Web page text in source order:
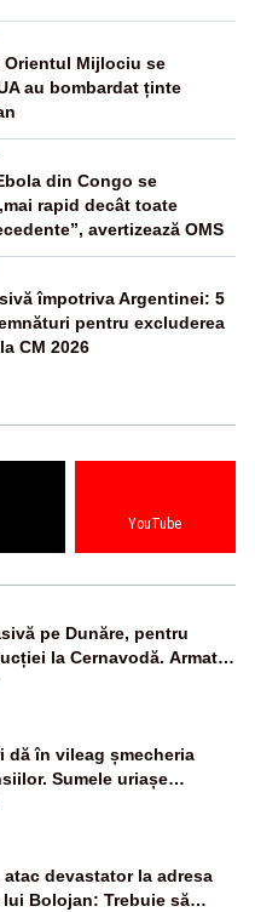
Mijlociu se
au bombardat ținte
din Congo se
rapid decât toate
avertizează OMS
împotriva Argentinei: 5
pentru excluderea
CM 2026
YouTube
pe Dunăre, pentru
la Cernavodă. Armata
și va devia apa
dă în vileag șmecheria
Sumele uriașe
român
atac devastator la adresa
Bolojan: Trebuie să